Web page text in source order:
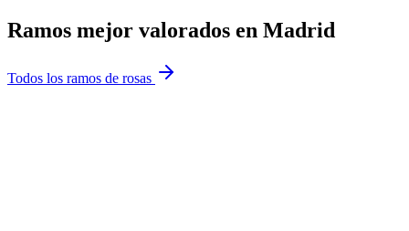
Ramos mejor valorados en Madrid
Todos los ramos de rosas